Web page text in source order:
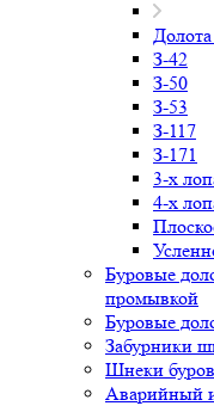
З-42
З-50
З-53
З-117
З-171
3-х
4-х
Буровые
промывкой
Буровые
Забурники
Шнеки
Аварийный